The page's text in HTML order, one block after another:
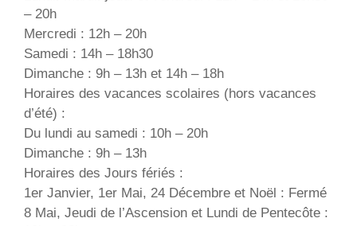
– 20h
Mercredi : 12h – 20h
Samedi : 14h – 18h30
Dimanche : 9h – 13h et 14h – 18h
Horaires des vacances scolaires (hors vacances
d’été) :
Du lundi au samedi : 10h – 20h
Dimanche : 9h – 13h
Horaires des Jours fériés :
1er Janvier, 1er Mai, 24 Décembre et Noël : Fermé
8 Mai, Jeudi de l’Ascension et Lundi de Pentecôte :